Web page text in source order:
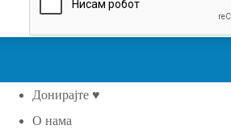
Донирајте ♥
О нама